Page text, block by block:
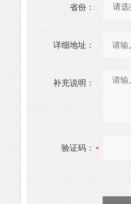
省份：
详细地址：
补充说明：
验证码：